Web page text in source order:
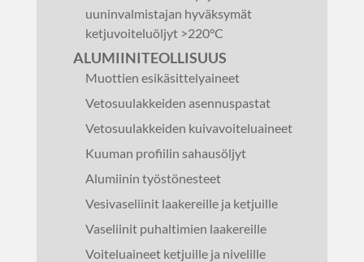
uuninvalmistajan hyväksymät
ketjuvoiteluöljyt >220°C
ALUMIINITEOLLISUUS
Muottien esikäsittelyaineet
Vetosuulakkeiden asennuspastat
Vetosuulakkeiden kuivavoiteluaineet
Kuuman profiilin sahausöljyt
Alumiinin työstönesteet
Vesivaseliinit laakereille ja ketjuille
Vaseliinit puhaltimien laakereille
Voiteluaineet ketjuille ja nivelille